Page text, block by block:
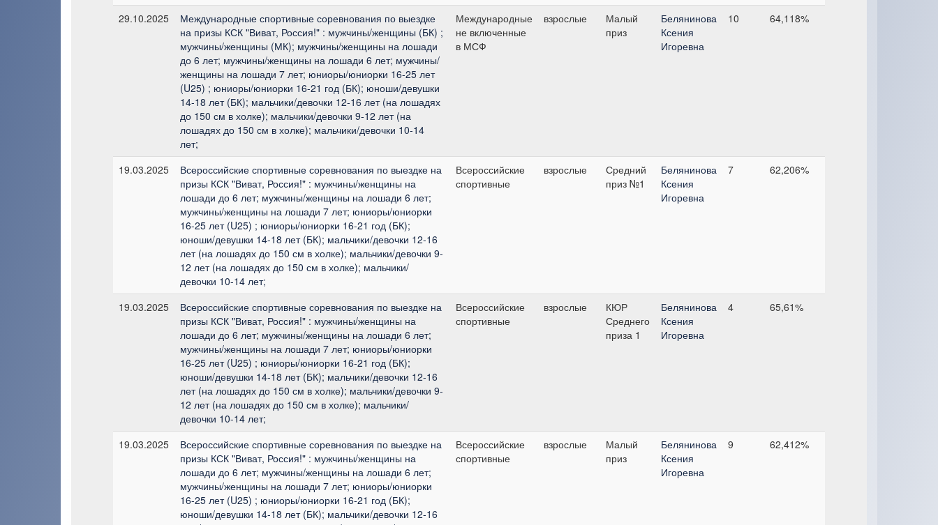
29.10.2025
Международные спортивные соревнования по выездке
на призы КСК "Виват, Россия!" : мужчины/женщины (БК) ;
мужчины/женщины (МК); мужчины/женщины на лошади
до 6 лет; мужчины/женщины на лошади 6 лет; мужчины/
женщины на лошади 7 лет; юниоры/юниорки 16-25 лет
(U25) ; юниоры/юниорки 16-21 год (БК); юноши/девушки
14-18 лет (БК); мальчики/девочки 12-16 лет (на лошадях
до 150 см в холке); мальчики/девочки 9-12 лет (на
лошадях до 150 см в холке); мальчики/девочки 10-14
лет;
Международные
не включенные
в МСФ
взрослые
Малый
приз
Белянинова
Ксения
Игоревна
10 64,118%
19.03.2025
Всероссийские спортивные соревнования по выездке на
призы КСК "Виват, Россия!" : мужчины/женщины на
лошади до 6 лет; мужчины/женщины на лошади 6 лет;
мужчины/женщины на лошади 7 лет; юниоры/юниорки
16-25 лет (U25) ; юниоры/юниорки 16-21 год (БК);
юноши/девушки 14-18 лет (БК); мальчики/девочки 12-16
лет (на лошадях до 150 см в холке); мальчики/девочки 9-
12 лет (на лошадях до 150 см в холке); мальчики/
девочки 10-14 лет;
Всероссийские
спортивные
взрослые
Средний
приз №1
Белянинова
Ксения
Игоревна
7 62,206%
19.03.2025
Всероссийские спортивные соревнования по выездке на
призы КСК "Виват, Россия!" : мужчины/женщины на
лошади до 6 лет; мужчины/женщины на лошади 6 лет;
мужчины/женщины на лошади 7 лет; юниоры/юниорки
16-25 лет (U25) ; юниоры/юниорки 16-21 год (БК);
юноши/девушки 14-18 лет (БК); мальчики/девочки 12-16
лет (на лошадях до 150 см в холке); мальчики/девочки 9-
12 лет (на лошадях до 150 см в холке); мальчики/
девочки 10-14 лет;
Всероссийские
спортивные
взрослые
КЮР
Среднего
приза 1
Белянинова
Ксения
Игоревна
4 65,61%
19.03.2025
Всероссийские спортивные соревнования по выездке на
призы КСК "Виват, Россия!" : мужчины/женщины на
лошади до 6 лет; мужчины/женщины на лошади 6 лет;
мужчины/женщины на лошади 7 лет; юниоры/юниорки
16-25 лет (U25) ; юниоры/юниорки 16-21 год (БК);
юноши/девушки 14-18 лет (БК); мальчики/девочки 12-16
Всероссийские
спортивные
взрослые
Малый
приз
Белянинова
Ксения
Игоревна
9 62,412%